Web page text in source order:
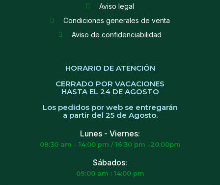
Aviso legal
Condiciones generales de venta
Aviso de confidenciabilidad
HORARIO DE ATENCIÓN
CERRADO POR VACACIONES
HASTA EL 24 DE AGOSTO
Los pedidos por web se entregarán
a partir del 25 de Agosto.
Lunes - Viernes:
08:30 am - 14:00 pm / 16:30 pm -20:00pm
Sábados:
09:00 am : 14:00 pm